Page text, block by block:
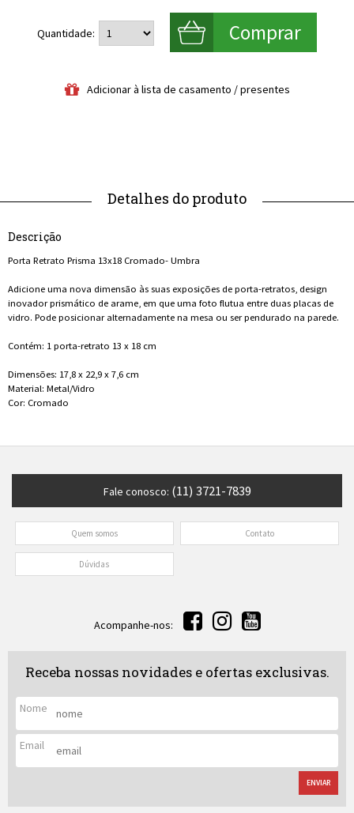
Quantidade:
Descrição
Porta Retrato Prisma 13x18 Cromado- Umbra
Adicione uma nova dimensão às suas exposições de porta-retratos, design
inovador prismático de arame, em que uma foto flutua entre duas placas de
vidro. Pode posicionar alternadamente na mesa ou ser pendurado na parede.
Contém: 1 porta-retrato 13 x 18 cm
Dimensões: 17,8 x 22,9 x 7,6 cm
Material: Metal/Vidro
Cor: Cromado
Fale conosco: (11) 3721-7839
Quem somos Contato
Dúvidas
Acompanhe-nos:
Receba nossas novidades e ofertas exclusivas.
Nome
Email
ENVIAR